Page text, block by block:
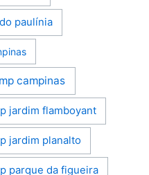
paulínia
campinas
jardim flamboyant
jardim planalto
parque da figueira